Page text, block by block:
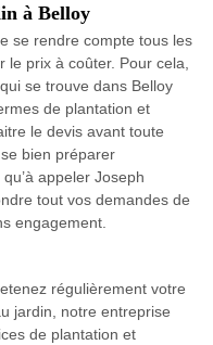
à Belloy
se rendre compte tous les
le prix à coûter. Pour cela,
se trouve dans Belloy
de plantation et
le devis avant toute
bien préparer
appeler Joseph
tout vos demandes de
engagement.
régulièrement votre
jardin, notre entreprise
de plantation et